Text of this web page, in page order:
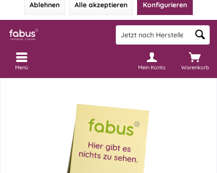
Ablehnen Alle akzeptieren Konfigurieren
Warenkorb
Mein Konto
Menü